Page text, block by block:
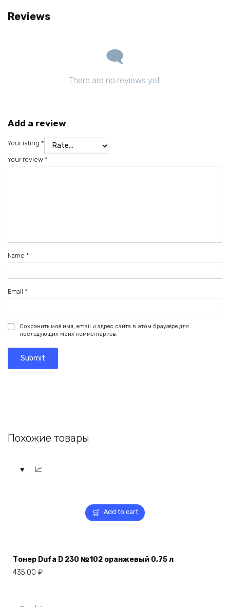
Reviews
There are no reviews yet.
Add a review
Your rating *
Your review *
Name *
Email *
Сохранить моё имя, email и адрес сайта в этом браузере для
последующих моих комментариев.
Похожие товары
Add to cart
Тонер Dufa D 230 №102 оранжевый 0,75 л
435,00 ₽